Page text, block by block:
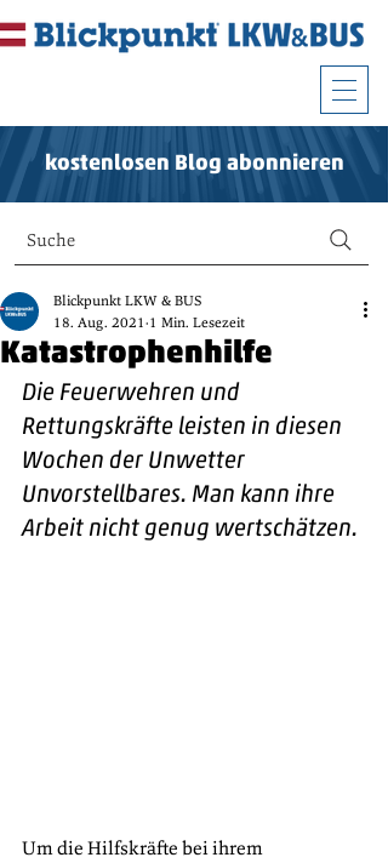
kostenlosen Blog abonnieren
Suche
Katastrophenhilfe
Blickpunkt LKW & BUS
18. Aug. 2021 1 Min. Lesezeit
Die Feuerwehren und
Rettungskräfte leisten in diesen
Wochen der Unwetter
Unvorstellbares. Man kann ihre
Arbeit nicht genug wertschätzen.
Um die Hilfskräfte bei ihrem